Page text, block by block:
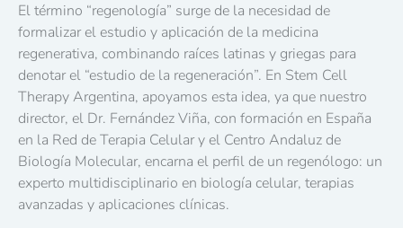
El término “regenología” surge de la necesidad de
formalizar el estudio y aplicación de la medicina
regenerativa, combinando raíces latinas y griegas para
denotar el “estudio de la regeneración”. En Stem Cell
Therapy Argentina, apoyamos esta idea, ya que nuestro
director, el Dr. Fernández Viña, con formación en España
en la Red de Terapia Celular y el Centro Andaluz de
Biología Molecular, encarna el perfil de un regenólogo: un
experto multidisciplinario en biología celular, terapias
avanzadas y aplicaciones clínicas.